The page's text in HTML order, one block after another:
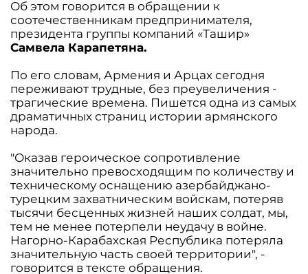
Об этом говорится в обращении к
соотечественникам предпринимателя,
президента группы компаний «Ташир»
Самвела Карапетяна.
По его словам, Армения и Арцах сегодня
переживают трудные, без преувеличения -
трагические времена. Пишется одна из самых
драматичных страниц истории армянского
народа.
"Оказав героическое сопротивление
значительно превосходящим по количеству и
техническому оснащению азербайджано-
турецким захватническим войскам, потеряв
тысячи бесценных жизней наших солдат, мы,
тем не менее потерпели неудачу в войне.
Нагорно-Карабахская Республика потеряла
значительную часть своей территории", -
говорится в тексте обращения.